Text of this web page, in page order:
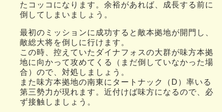
たコッコになります。余裕があれば、成長する前に
倒してしまいましょう。
最初のミッションに成功すると敵本拠地が開門し、
敵総大将を倒しに行けます。
この時、控えていたダイナフォスの大群が味方本拠
地に向かって攻めてくる（まだ倒していなかった場
合）ので、対処しましょう。
また味方本拠地の南東にタートナック（D）率いる
第三勢力が現れます。近付けば味方になるので、必
ず接触しましょう。